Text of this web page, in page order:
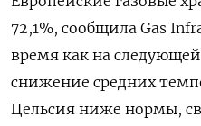
72,1%, сообщила Gas
время как на
снижение средних
Цельсия ниже нормы,